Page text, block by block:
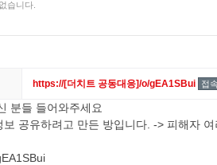
습니다.
https://[더치트 공동대응]/o/gEA1SBui 접
분들 들어와주세요
공유하려고 만든 방입니다. -> 피해자